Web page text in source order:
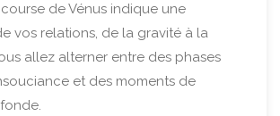
de Vénus indique une
vos relations, de la gravité à la
allez alterner entre des phases
et des moments de